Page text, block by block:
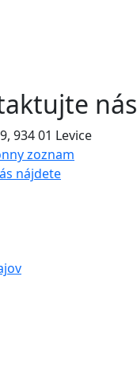
nás
934 01 Levice
zoznam
nájdete